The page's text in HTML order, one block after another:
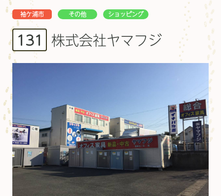
袖ケ浦市 その他 ショッピング
131 株式会社ヤマフジ